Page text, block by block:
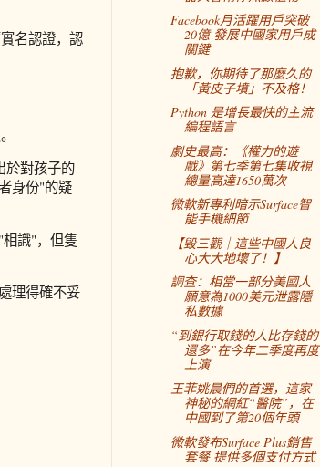
名認證，認
於對孩子的
身份"的疑
識"，但隻
理得確不妥
Facebook月活躍用戶突破
20億 發展中國家用戶成
關鍵
抱歉，你期待了那麼久的
「黃皮子墳」不及格！
Python 是增長最快的主流
編程語言
劇史最高：《權力的遊
戲》第七季第七集收視
總量高達1650萬次
微軟新專利暗示Surface智
能手機細節
【毀三觀｜這些中國人良
心大大地壞了！】
調查：相當一部分美國人
願意為1000美元泄露隱
私數據
“到銀行取錢的人比存錢的
還多”在今年二季度再度
上演
王菲姚晨們的首選，這家
神秘的網紅“醫院”，在
中國到了第20個年頭
微軟發布Surface Plus銷售
套餐 提供多個支付方式